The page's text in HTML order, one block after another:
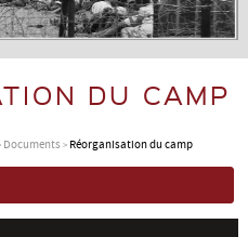
DU CAMP
Documents Réorganisation du camp